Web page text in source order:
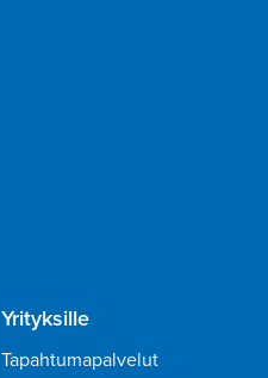
Yrityksille
Tapahtumapalvelut